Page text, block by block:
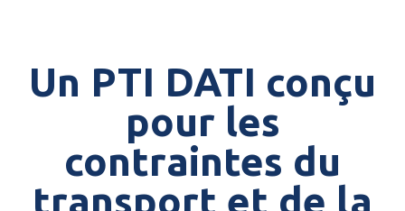
Un PTI DATI conçu
pour les
contraintes du
transport et de la